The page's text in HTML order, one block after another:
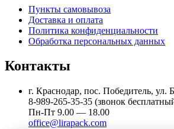
Пункты самовывоза
Доставка и оплата
Политика конфиденциальности
Обработка персональных данных
Контакты
г. Краснодар, пос. Победитель, ул.
8-989-265-35-35 (звонок
Пн-Пт 9.00 — 18.00
office@lirapack.com